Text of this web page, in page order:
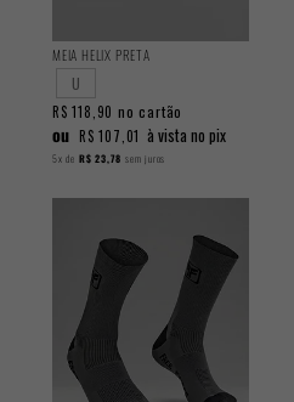
MEIA HELIX PRETA
U
R$ 118,90 no cartão
ou R$ 107,01 à vista no pix
5x de R$ 23,78 sem juros